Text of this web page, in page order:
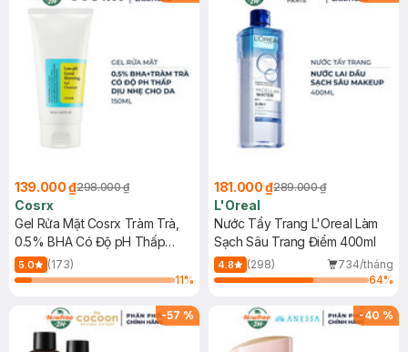
139.000 ₫298.000 ₫
Cosrx
Gel Rửa Mặt Cosrx Tràm Trà,
0.5% BHA Có Độ pH Thấp
150ml
5.0
(173)
11%
181.000 ₫289.000 ₫
L'Oreal
Nước Tẩy Trang L'Oreal Làm
Sạch Sâu Trang Điểm 400ml
4.8 (298)
734/tháng
64%
-57 % -40 %